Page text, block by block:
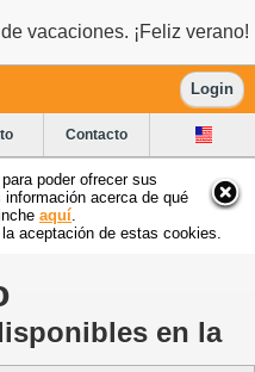
vacaciones. ¡Feliz verano!
Login
Contacto
poder ofrecer sus
acerca de qué
aquí
aceptación de estas cookies.
en la